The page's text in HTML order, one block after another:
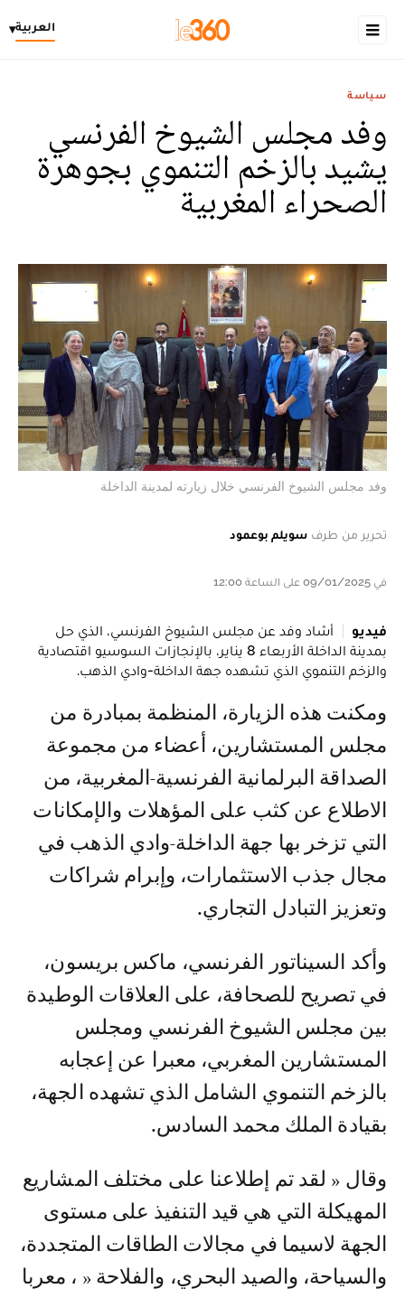
العربية▾
سياسة
وفد مجلس الشيوخ الفرنسي
يشيد بالزخم التنموي بجوهرة
الصحراء المغربية
وفد مجلس الشيوخ الفرنسي خلال زيارته لمدينة الداخلة
تحرير من طرف سويلم بوعمود
في 09/01/2025 على الساعة 12:00
فيديو
أشاد وفد عن مجلس الشيوخ الفرنسي، الذي حل
بمدينة الداخلة الأربعاء 8 يناير، بالإنجازات السوسيو اقتصادية
والزخم التنموي الذي تشهده جهة الداخلة-وادي الذهب.
ومكنت هذه الزيارة، المنظمة بمبادرة من
مجلس المستشارين، أعضاء من مجموعة
الصداقة البرلمانية الفرنسية-المغربية، من
الاطلاع عن كثب على المؤهلات والإمكانات
التي تزخر بها جهة الداخلة-وادي الذهب في
مجال جذب الاستثمارات، وإبرام شراكات
وتعزيز التبادل التجاري.
وأكد السيناتور الفرنسي، ماكس بريسون،
في تصريح للصحافة، على العلاقات الوطيدة
بين مجلس الشيوخ الفرنسي ومجلس
المستشارين المغربي، معبرا عن إعجابه
بالزخم التنموي الشامل الذي تشهده الجهة،
بقيادة الملك محمد السادس.
وقال « لقد تم إطلاعنا على مختلف المشاريع
المهيكلة التي هي قيد التنفيذ على مستوى
الجهة لاسيما في مجالات الطاقات المتجددة،
والسياحة، والصيد البحري، والفلاحة « ، معربا